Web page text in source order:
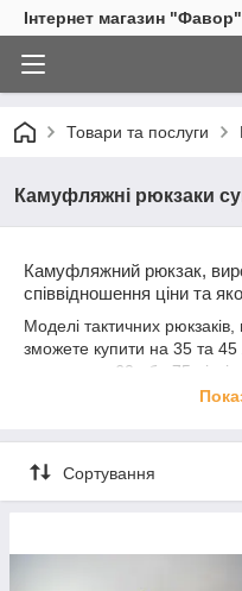
Інтернет магазин "Фавор"
Товари та послуги
Камуфляжні рюкзаки
Камуфляжний рюкзак,
співвідношення ціни та
Моделі тактичних
зможете купити на 35 та
рюкзака на 60 або 75
зможемо бути вам
підійдуть і для полювання
подорож, залежно від
з собою взяти, ви обираєте
середній або маленький.
велике значення має колір
забарвлення як: хакі вона
Сортування